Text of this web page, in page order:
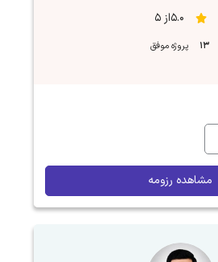
5.0از 5
13 پروژه موفق
مشاهده رزومه